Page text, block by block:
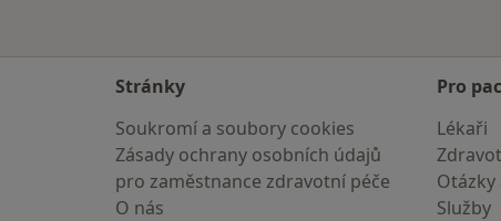
Stránky
Soukromí a soubory cookies
Zásady ochrany osobních údajů
pro zaměstnance zdravotní péče
O nás
Pro
Lékaři
Otázky
Služby